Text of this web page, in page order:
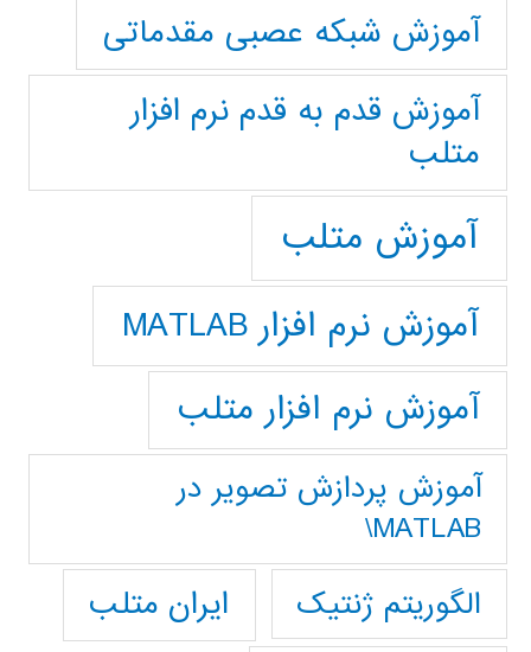
آموزش شبکه عصبی مقدماتی
آموزش قدم به قدم نرم افزار
متلب
آموزش متلب
آموزش نرم افزار MATLAB
آموزش نرم افزار متلب
آموزش پردازش تصوير در
MATLAB\
الگوریتم ژنتیک
ایران متلب